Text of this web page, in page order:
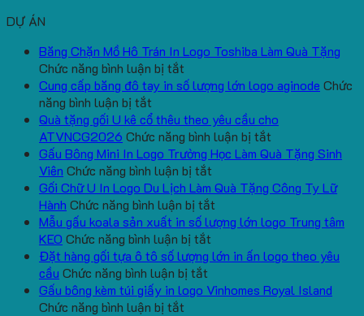
DỰ ÁN
Băng Chặn Mồ Hô Trán In Logo Toshiba Làm Quà Tặng
Chức năng bình luận bị tắt
Băng
Mồ
Hô
Trán
In
Logo
Toshiba
Làm
Quà
Tặng
Cung cấp băng đô tay in số lượng lớn logo aginode Chức
năng bình luận bị tắt
Cung
cấp
băng
đô
tay
in
số
lượng
lớn
logo
aginode
Quà tặng gối U kê cổ thêu theo yêu cầu cho
ATVNCG2026 Chức năng bình luận bị tắt
Quà
gối
kê
thêu
yêu
Gấu Bông Mini In Logo Trường Học Làm Quà Tặng Sinh
Viên Chức năng bình luận bị tắt
Gấu
Bông
Mini
Logo
Học
Gối Chữ U In Logo Du Lịch Làm Quà Tặng Công Ty Lữ
Hành Chức năng bình luận bị tắt
Gối
U
Logo
Mẫu gấu koala sản xuất in số lượng lớn logo Trung tâm
KEO Chức năng bình luận bị tắt
Mẫu
koala
Đặt hàng gối tựa ô tô số lượng lớn in ấn logo theo yêu
cầu Chức năng bình luận bị tắt
Đặt
Gấu bông kèm túi giấy in logo Vinhomes Royal Island
Chức năng bình luận bị tắt